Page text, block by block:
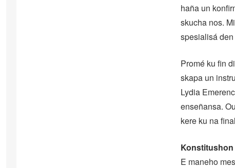
haña un
skucha nos.
spesialisá
Promé ku fin
skapa un
Lydia
enseñansa.
kere ku na
Konstitushon
E maneho